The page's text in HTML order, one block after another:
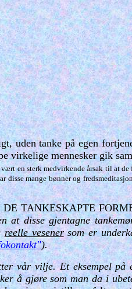
tanke på egen
virkelige mennesker gik
en sterk medvirkende årsak til at
disse mange bønner og
TANKESKAPTE
at disse gjentagne
reelle vesenersom er
).
vår vilje. Et eksempel
å gjøre som man da i